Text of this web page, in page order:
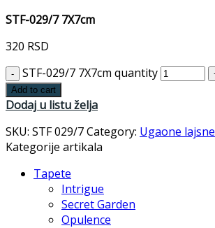
STF-029/7 7X7cm
320 RSD
STF-029/7 7X7cm quantity
Add to cart
Dodaj u listu želja
SKU: STF 029/7Category: Ugaone lajsne
Kategorije artikala
Tapete
Intrigue
Secret Garden
Opulence